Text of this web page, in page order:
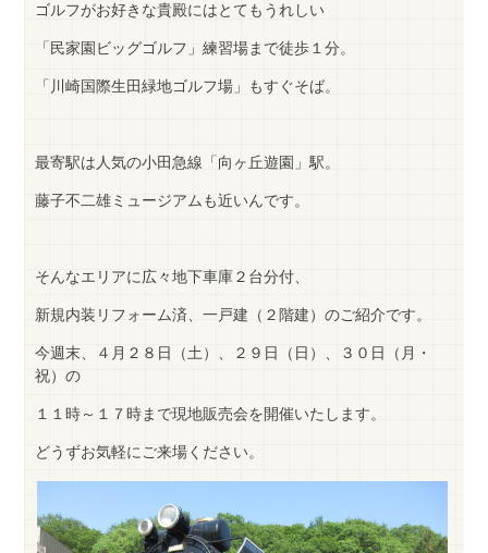
ゴルフがお好きな貴殿にはとてもうれしい
「民家園ビッグゴルフ」練習場まで徒歩１分。
「川崎国際生田緑地ゴルフ場」もすぐそば。
最寄駅は人気の小田急線「向ヶ丘遊園」駅。
藤子不二雄ミュージアムも近いんです。
そんなエリアに広々地下車庫２台分付、
新規内装リフォーム済、一戸建（２階建）のご紹介です。
今週末、４月２８日（土）、２９日（日）、３０日（月・
祝）の
１１時～１７時まで現地販売会を開催いたします。
どうずお気軽にご来場ください。